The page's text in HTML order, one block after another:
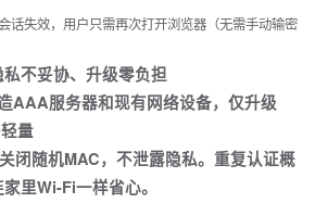
话失效，用户只需再次打开浏览器（无需手动输密
不妥协、升级零负担
AAA服务器和现有网络设备，仅升级
量
闭随机MAC，不泄露隐私。重复认证概
里Wi-Fi一样省心。